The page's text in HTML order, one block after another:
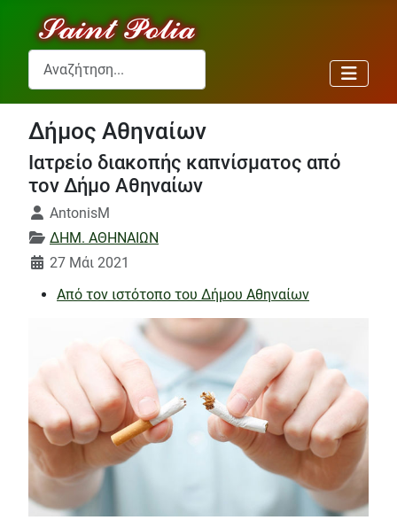
Αναζήτηση...
Δήμος Αθηναίων
Ιατρείο διακοπής καπνίσματος από
τον Δήμο Αθηναίων
Λεπτομέρειες
AntonisM
ΔΗΜ. ΑΘΗΝΑΙΩΝ
27 Μάι 2021
Από τον ιστότοπο του Δήμου Αθηναίων